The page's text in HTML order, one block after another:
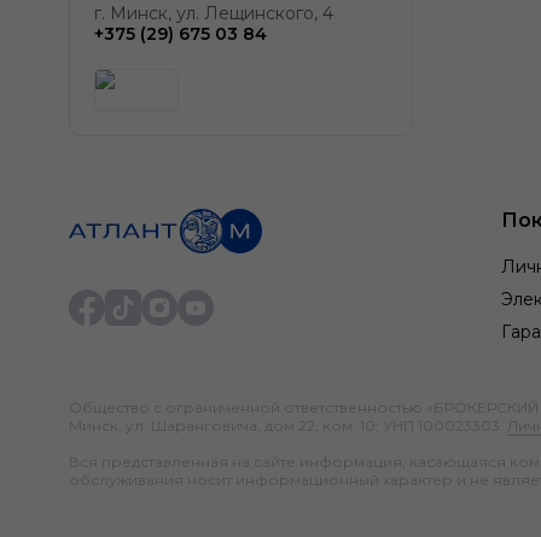
г. Минск, ул. Лещинского, 4
+375 (29) 675 03 84
Общество с ограниченной ответственностью
Минск, ул. Шаранговича, дом 22, ком. 10; УНП 100023303.
Вся представленная на сайте информация, касающаяся
обслуживания носит информационный характер и не